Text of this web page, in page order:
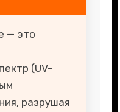
(UV-
разрушая